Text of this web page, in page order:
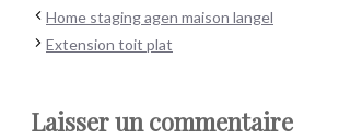
Home staging agen maison langel
Extension toit plat
Laisser un commentaire